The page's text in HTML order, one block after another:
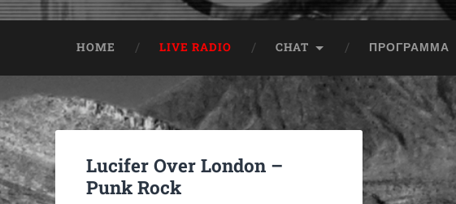
HOME LIVE RADIO CHAT ΠΡΟΓΡΑΜΜΑ
Lucifer Over London –
Punk Rock